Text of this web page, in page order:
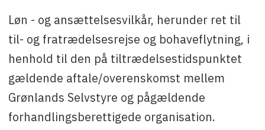
Løn - og ansættelsesvilkår, herunder ret til
til- og fratrædelsesrejse og bohaveflytning, i
henhold til den på tiltrædelsestidspunktet
gældende aftale/overenskomst mellem
Grønlands Selvstyre og pågældende
forhandlingsberettigede organisation.